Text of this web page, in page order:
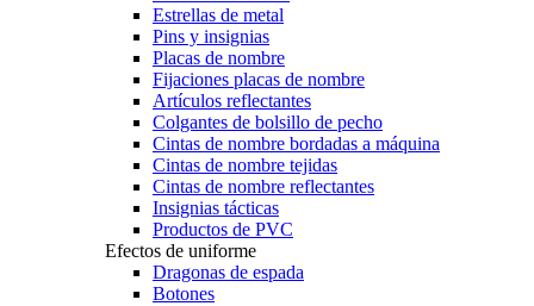
Estrellas de metal
Pins y insignias
Placas de nombre
Fijaciones placas de nombre
Artículos reflectantes
Colgantes de bolsillo de pecho
Cintas de nombre bordadas a máquina
Cintas de nombre tejidas
Cintas de nombre reflectantes
Insignias tácticas
Productos de PVC
Efectos de uniforme
Dragonas de espada
Botones